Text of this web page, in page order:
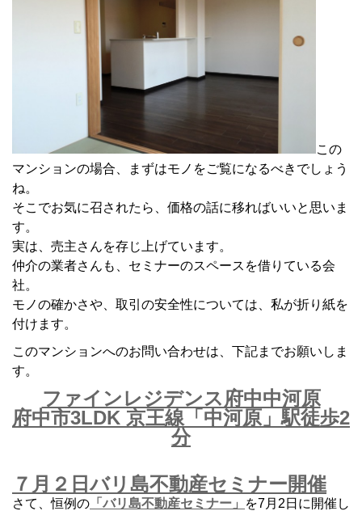
この
マンションの場合、まずはモノをご覧になるべきでしょう
ね。
そこでお気に召されたら、価格の話に移ればいいと思いま
す。
実は、売主さんを存じ上げています。
仲介の業者さんも、セミナーのスペースを借りている会
社。
モノの確かさや、取引の安全性については、私が折り紙を
付けます。
このマンションへのお問い合わせは、下記までお願いしま
す。
ファインレジデンス府中中河原
府中市3LDK 京王線「中河原」駅徒歩2
分
７月２日バリ島不動産セミナー開催
さて、恒例の 「バリ島不動産セミナー」
を7月2日に開催し